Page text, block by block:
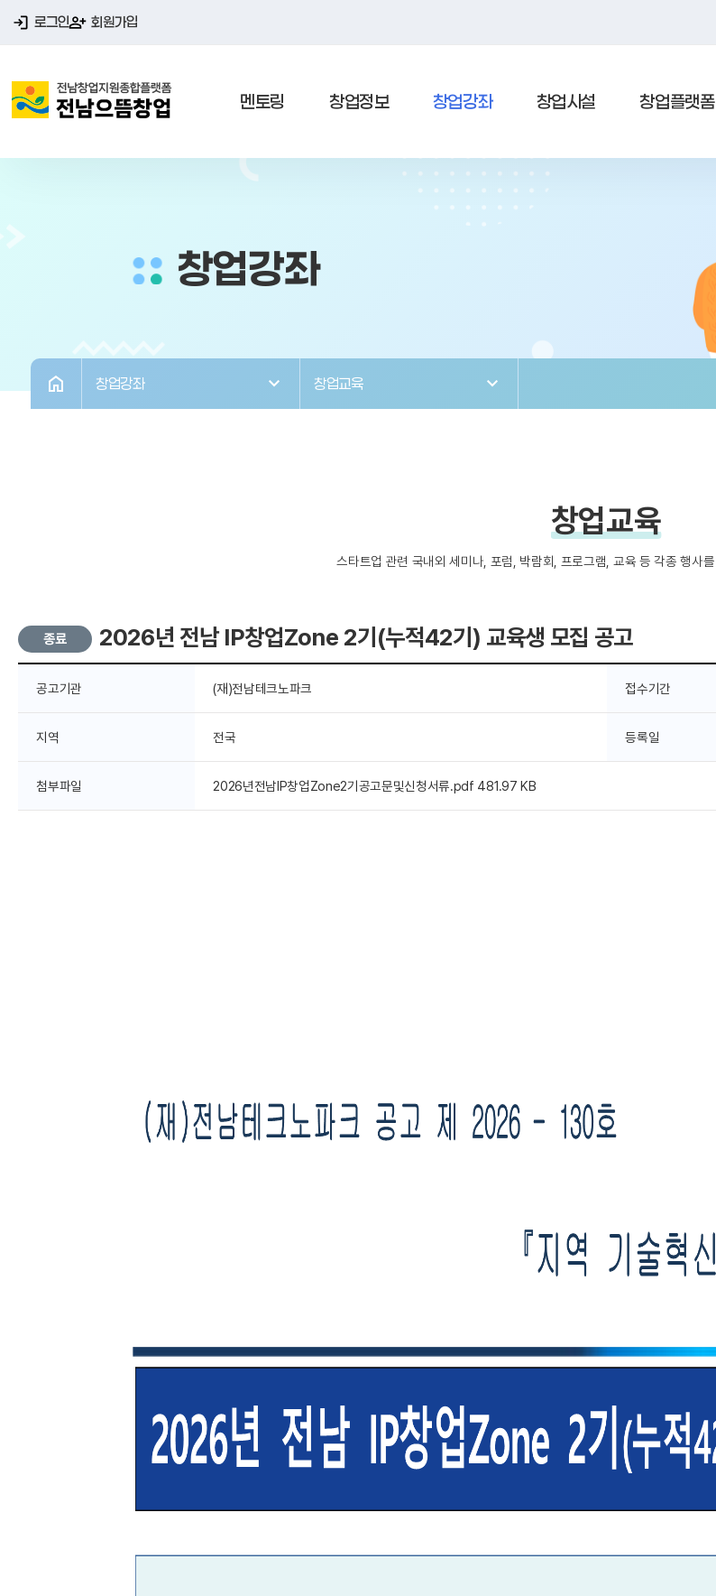
로그인 회원가입
멘토링 창업정보 창업강좌 창업시설 창업플랫폼
창업강좌
창업강좌 창업교육
창업교육
스타트업 관련 국내외 세미나, 포럼, 박람회, 프로그램, 교육 등 각종 행사
종료 2026년 전남 IP창업Zone 2기(누적42기) 교육생 모집 공고
공고기관 (재)전남테크노파크 접수기간
지역 전국 등록일
첨부파일 2026년전남IP창업Zone2기공고문및신청서류.pdf 481.97 KB